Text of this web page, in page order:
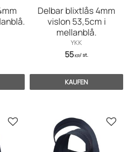
Delbar blixtlås 4mm
vislon 53,5cm i
mellanblå.
YKK
55KR/st.
KAUFEN
Zu Favoriten hinzufügen Zu